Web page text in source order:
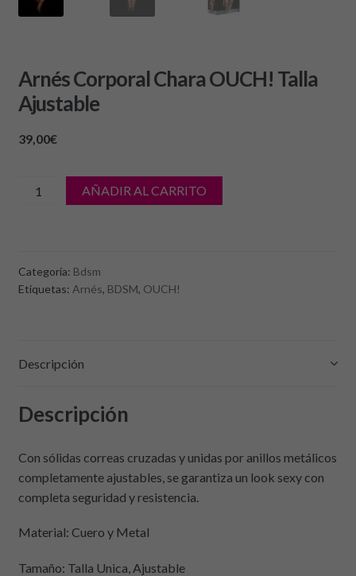
Arnés Corporal Chara OUCH! Talla
Ajustable
39,00€
cantidad
Chara
OUCH!
AÑADIR AL CARRITO
Categoría: Bdsm
Etiquetas: Arnés, BDSM, OUCH!
Descripción
Descripción
Con sólidas correas cruzadas y unidas por anillos metálicos
completamente ajustables, se garantiza un look sexy con
completa seguridad y resistencia.
Material: Cuero y Metal
Tamaño: Talla Unica, Ajustable